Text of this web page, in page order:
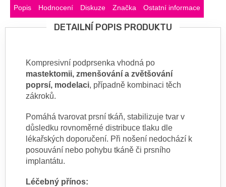
Popis Hodnocení Diskuze Značka Ostatní informace
DETAILNÍ POPIS PRODUKTU
Kompresivní podprsenka vhodná po
mastektomii, zmenšování a zvětšování
poprsí, modelaci, případně kombinaci těch
zákroků.
Pomáhá tvarovat prsní tkáň, stabilizuje tvar v
důsledku rovnoměrné distribuce tlaku dle
lékařských doporučení. Při nošení nedochází k
posouvání nebo pohybu tkáně či prsního
implantátu.
Léčebný přínos: